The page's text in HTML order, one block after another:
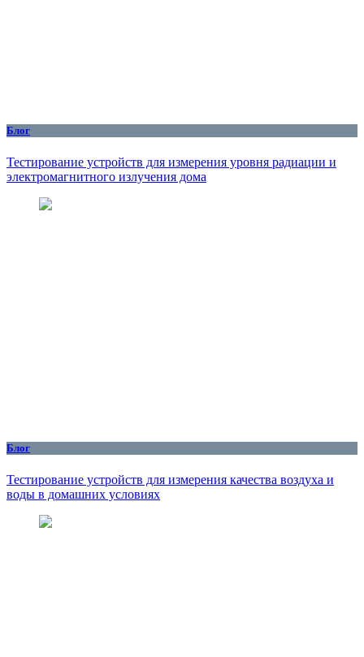
Блог
Тестирование устройств для измерения уровня радиации и
электромагнитного излучения дома
Блог
Тестирование устройств для измерения качества воздуха и
воды в домашних условиях